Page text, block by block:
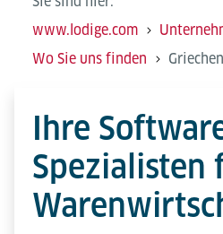
www.lodige.com
Wo Sie uns finden
Ihre
Spezialisten